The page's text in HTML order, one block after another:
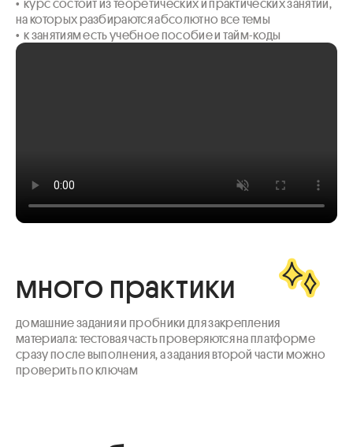
•  курс состоит из теоретических и практических занятий,
на которых разбираются абсолютно все темы
•  к занятиям есть учебное пособие и тайм-коды
много практики
домашние задания и пробники для закрепления
материала: тестовая часть проверяются на платформе
сразу после выполнения, а задания второй части можно
проверить по ключам